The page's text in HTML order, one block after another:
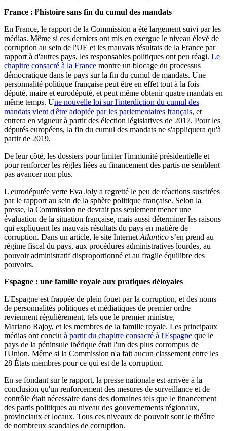
France : l’histoire sans fin du cumul des mandats
En France, le rapport de la Commission a été largement suivi par les
médias. Même si ces derniers ont mis en exergue le niveau élevé de
corruption au sein de l'UE et les mauvais résultats de la France par
rapport à d'autres pays, les responsables politiques ont peu réagi. Le
chapitre consacré à la France montre un blocage du processus
démocratique dans le pays sur la fin du cumul de mandats. Une
personnalité politique française peut être en effet tout à la fois
député, maire et eurodéputé, et peut même obtenir quatre mandats en
même temps. Une nouvelle loi sur l'interdiction du cumul des
mandats vient d'être adoptée par les parlementaires français, et
entrera en vigueur à partir des élection législatives de 2017. Pour les
députés européens, la fin du cumul des mandats ne s'appliquera qu'à
partir de 2019.
De leur côté, les dossiers pour limiter l'immunité présidentielle et
pour renforcer les règles liées au financement des partis ne semblent
pas avancer non plus.
L'eurodéputée verte Eva Joly a regretté le peu de réactions suscitées
par le rapport au sein de la sphère politique française. Selon la
presse, la Commission ne devrait pas seulement mener une
évaluation de la situation française, mais aussi déterminer les raisons
qui expliquent les mauvais résultats du pays en matière de
corruption. Dans un article, le site Internet Atlantico s’en prend au
régime fiscal du pays, aux procédures administratives lourdes, au
pouvoir administratif disproportionné et au fragile équilibre des
pouvoirs.
Espagne : une famille royale aux pratiques déloyales
L'Espagne est frappée de plein fouet par la corruption, et des noms
de personnalités politiques et médiatiques de premier ordre
reviennent régulièrement, tels que le premier ministre,
Mariano Rajoy, et les membres de la famille royale. Les principaux
médias ont conclu à partir du chapitre consacré à l'Espagne que le
pays de la péninsule ibérique était l'un des plus corrompus de
l'Union. Même si la Commission n'a fait aucun classement entre les
28 États membres pour ce qui est de la corruption.
En se fondant sur le rapport, la presse nationale est arrivée à la
conclusion qu'un renforcement des mesures de surveillance et de
contrôle était nécessaire dans des domaines tels que le financement
des partis politiques au niveau des gouvernements régionaux,
provinciaux et locaux. Tous ces niveaux de pouvoir sont le théâtre
de nombreux scandales de corruption.